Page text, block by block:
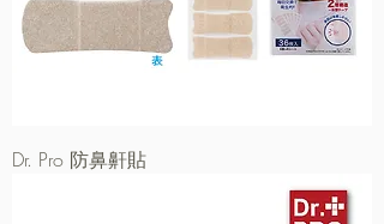
Dr. Pro 防鼻鼾貼